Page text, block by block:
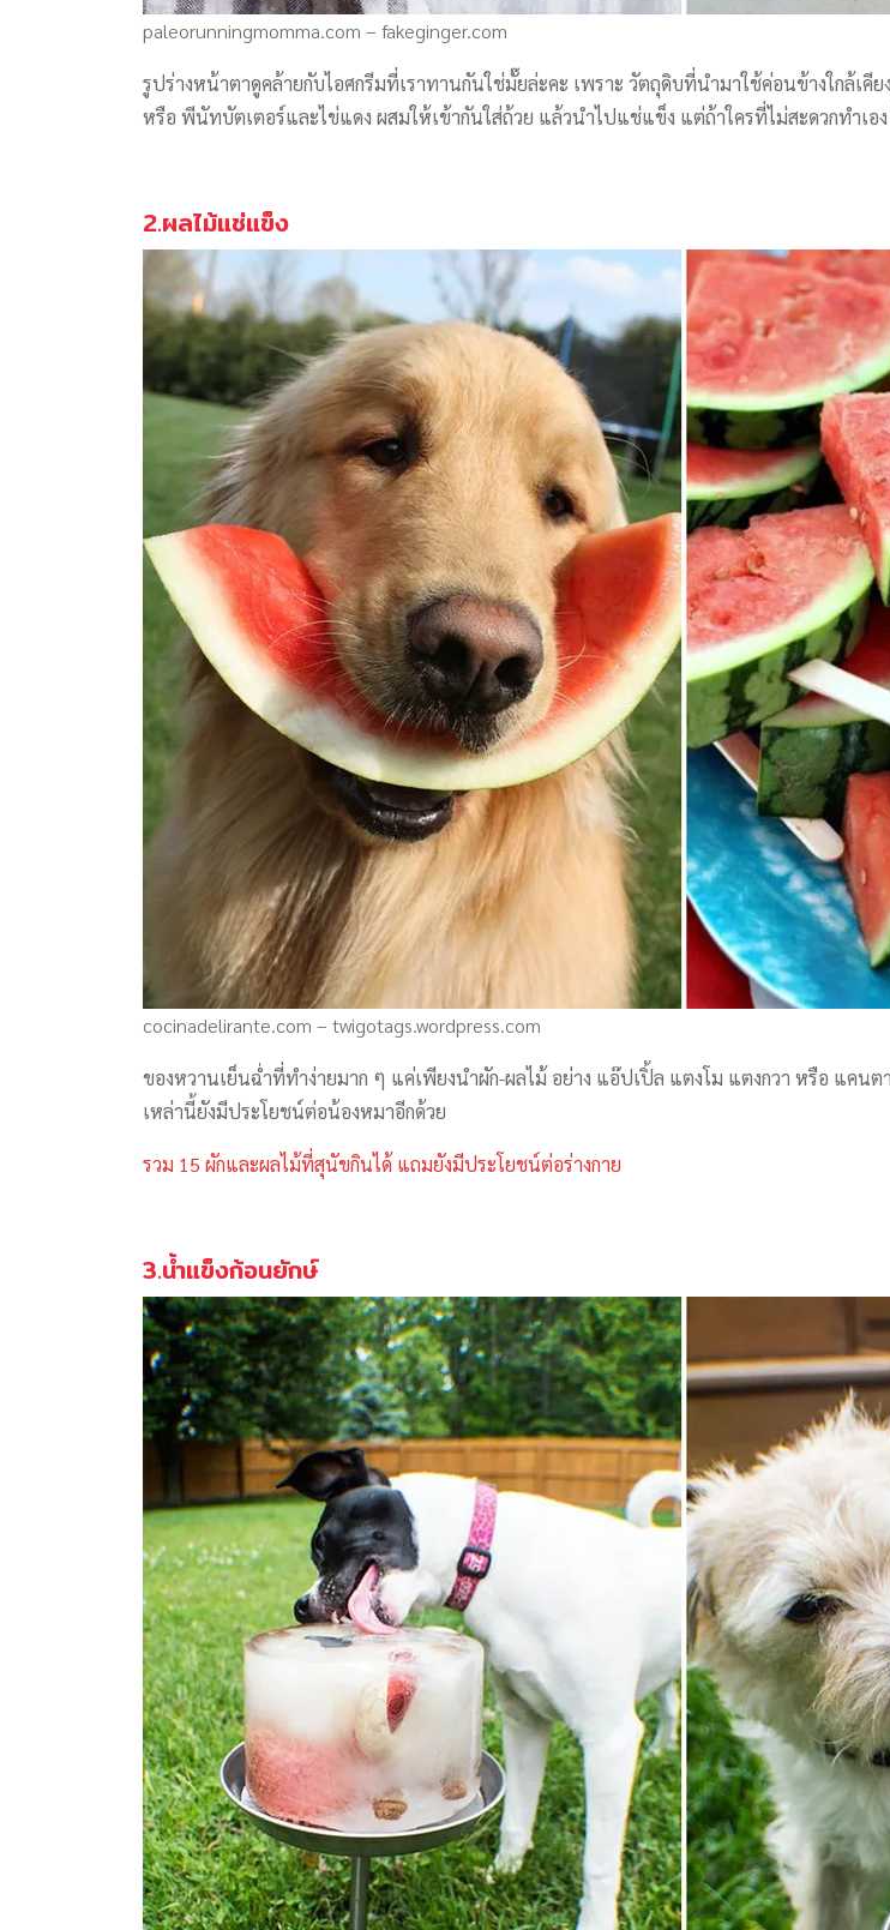
paleorunningmomma.com – fakeginger.com
รูปร่างหน้าตาดูคล้ายกับไอศกรีมที่เราทานกันใช่มั๊ยล่ะคะ เพราะ วัตถุดิบที่นำมาใช้ค่อนข้างใกล้เคี
หรือ พีนัทบัตเตอร์และไข่แดง ผสมให้เข้ากันใส่ถ้วย แล้วนำไปแช่แข็ง แต่ถ้าใครที่ไม่สะดวกทำเ
2.ผลไม้แช่แข็ง
cocinadelirante.com – twigotags.wordpress.com
ของหวานเย็นฉ่ำที่ทำง่ายมาก ๆ แค่เพียงนำผัก-ผลไม้ อย่าง แอ๊ปเปิ้ล แตงโม แตงกวา หรือ แค
เหล่านี้ยังมีประโยชน์ต่อน้องหมาอีกด้วย
รวม 15 ผักและผลไม้ที่สุนัขกินได้ แถมยังมีประโยชน์ต่อร่างกาย
3.น้ำแข็งก้อนยักษ์